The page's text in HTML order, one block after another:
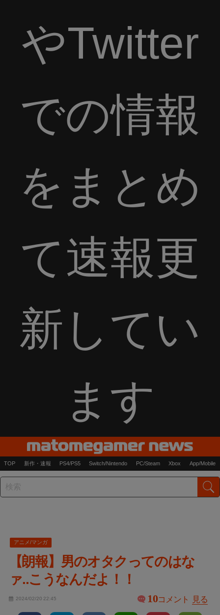
やTwitter
での情報
をまとめ
て速報更
新してい
ます
TOP 新作・速報 PS4/PS5 Switch/Nintendo PC/Steam Xbox App/Mobile
アニメ/マンガ
【朗報】男のオタクってのはな
ァ..こうなんだよ！！
2024/02/20 22:45 10コメント 見る